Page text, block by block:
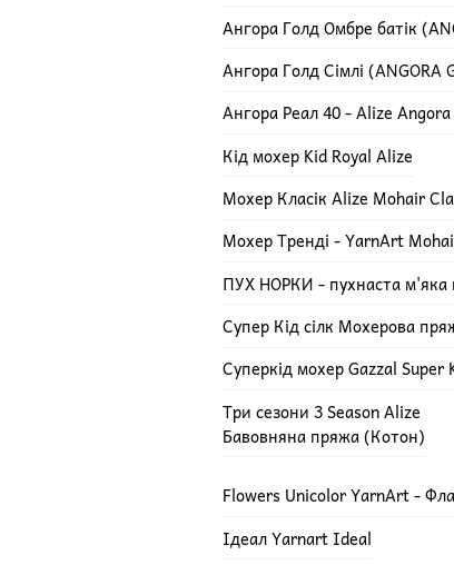
Ангора Голд Омбре батік
Ангора Голд Сімлі (ANGORA
Ангора Реал 40 - Alize
Кід мохер Kid Royal Alize
Мохер Класік Alize Mohair
Мохер Тренді - YarnArt
ПУХ НОРКИ - пухнаста м'яка
Супер Кід сілк Мохерова
Суперкід мохер Gazzal Super
Три сезони 3 Season Alize
Бавовняна пряжа (Котон)
Flowers Unicolor YarnArt -
Ідеал Yarnart Ideal